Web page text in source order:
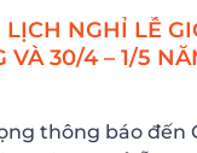
NGHỈ LỄ
VÀ 30/4 – 1/5
thông báo đến